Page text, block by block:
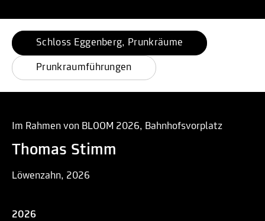
Schloss Eggenberg, Prunkräume
Prunkraumführungen
Im Rahmen von BLOOM 2026, Bahnhofsvorplatz
Thomas Stimm
Löwenzahn, 2026
2026